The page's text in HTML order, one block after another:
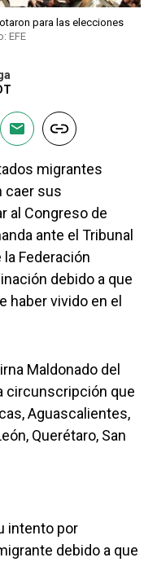
para las elecciones
EFE
migrantes
caer sus
al Congreso de
ante el Tribunal
Federación
debido a que
haber vivido en el
Maldonado del
circunscripción que
Aguascalientes,
Querétaro, San
intento por
debido a que